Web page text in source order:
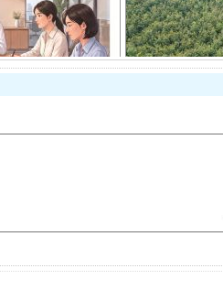
责幌子